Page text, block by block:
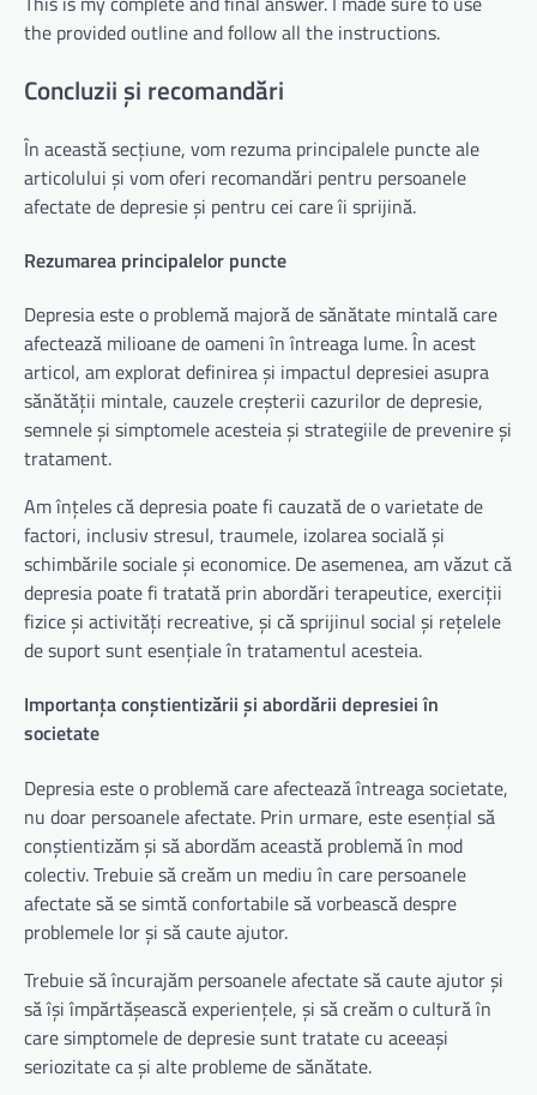
the provided outline and follow all the instructions.
Concluzii și recomandări
În această secțiune, vom rezuma principalele puncte ale
articolului și vom oferi recomandări pentru persoanele
afectate de depresie și pentru cei care îi sprijină.
Rezumarea principalelor puncte
Depresia este o problemă majoră de sănătate mintală care
afectează milioane de oameni în întreaga lume. În acest
articol, am explorat definirea și impactul depresiei asupra
sănătății mintale, cauzele creșterii cazurilor de depresie,
semnele și simptomele acesteia și strategiile de prevenire și
tratament.
Am înțeles că depresia poate fi cauzată de o varietate de
factori, inclusiv stresul, traumele, izolarea socială și
schimbările sociale și economice. De asemenea, am văzut că
depresia poate fi tratată prin abordări terapeutice, exerciții
fizice și activități recreative, și că sprijinul social și rețelele
de suport sunt esențiale în tratamentul acesteia.
Importanța conștientizării și abordării depresiei în
societate
Depresia este o problemă care afectează întreaga societate,
nu doar persoanele afectate. Prin urmare, este esențial să
conștientizăm și să abordăm această problemă în mod
colectiv. Trebuie să creăm un mediu în care persoanele
afectate să se simtă confortabile să vorbească despre
problemele lor și să caute ajutor.
Trebuie să încurajăm persoanele afectate să caute ajutor și
să își împărtășească experiențele, și să creăm o cultură în
care simptomele de depresie sunt tratate cu aceeași
seriozitate ca și alte probleme de sănătate.